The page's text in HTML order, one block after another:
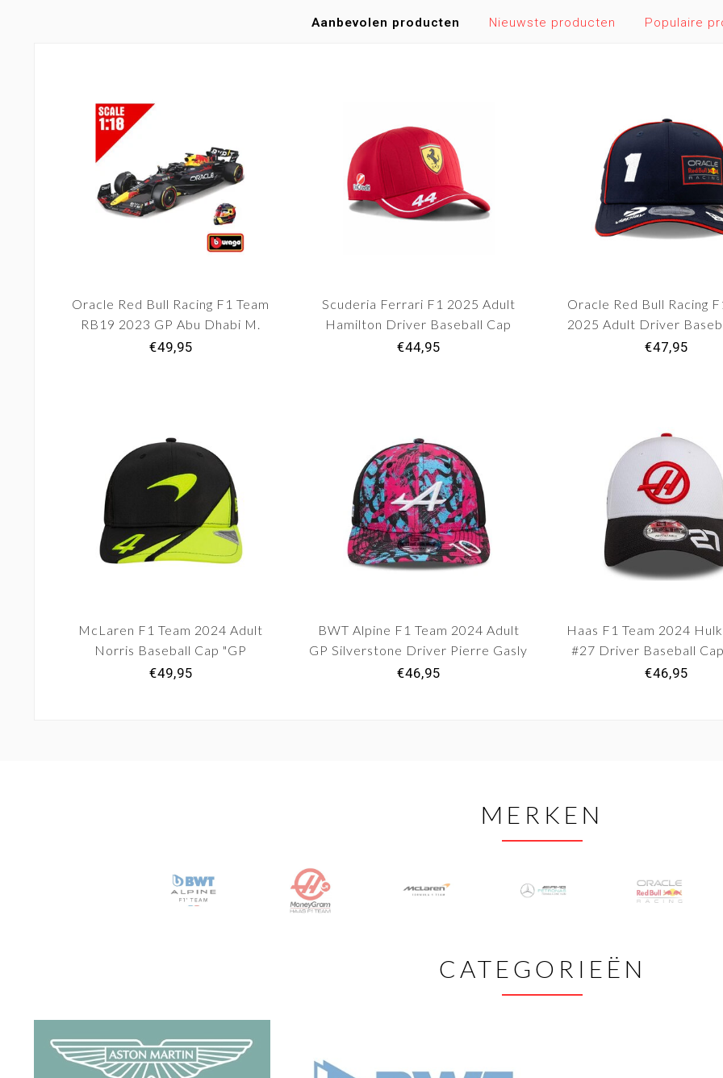
Aanbevolen producten Nieuwste producten Populaire
Oracle Red Bull Racing F1 Team
RB19 2023 GP Abu Dhabi M.
Verstappen #1
€49,95
Scuderia Ferrari F1 2025 Adult
Hamilton Driver Baseball Cap
€44,95
Oracle Red Bull Racing
2025 Adult Driver
"Max Verstappen
€47,95
McLaren F1 Team 2024 Adult
Norris Baseball Cap "GP
Silverstone" Edition
€49,95
BWT Alpine F1 Team 2024 Adult
GP Silverstone Driver Pierre Gasly
Baseball Cap
€46,95
Haas F1 Team 2024
#27 Driver Baseball
€46,95
MERKEN
CATEGORIEËN